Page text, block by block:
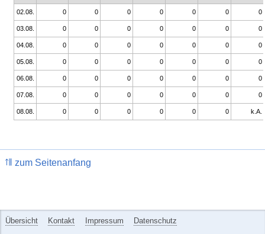
02.08. 0 0 0 0 0 0 0
03.08. 0 0 0 0 0 0 0
04.08. 0 0 0 0 0 0 0
05.08. 0 0 0 0 0 0 0
06.08. 0 0 0 0 0 0 0
07.08. 0 0 0 0 0 0 0
08.08. 0 0 0 0 0 0 k.A.
zum Seitenanfang
Übersicht Kontakt Impressum Datenschutz